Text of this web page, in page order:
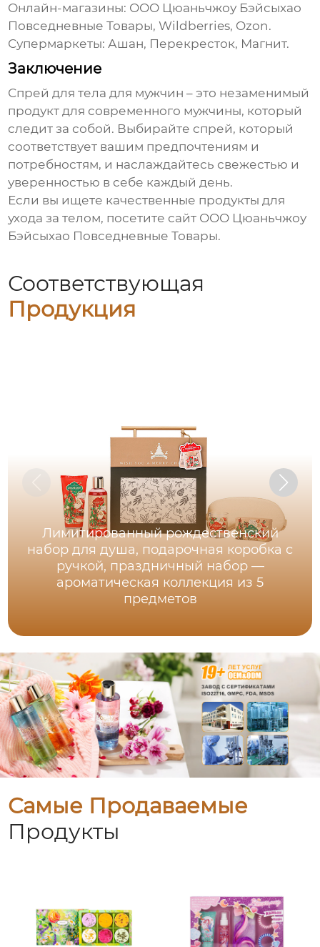
Онлайн-магазины: ООО Цюаньчжоу Бэйсыхао
Повседневные Товары, Wildberries, Ozon.
Супермаркеты: Ашан, Перекресток, Магнит.
Заключение
Спрей для тела для мужчин – это незаменимый
продукт для современного мужчины, который
следит за собой. Выбирайте спрей, который
соответствует вашим предпочтениям и
потребностям, и наслаждайтесь свежестью и
уверенностью в себе каждый день.
Если вы ищете качественные продукты для
ухода за телом, посетите сайт ООО Цюаньчжоу
Бэйсыхао Повседневные Товары.
Соответствующая
Продукция
Лимитированный рождественский
набор для душа, подарочная коробка с
ручкой, праздничный набор —
ароматическая коллекция из 5
предметов
Самые Продаваемые
Продукты